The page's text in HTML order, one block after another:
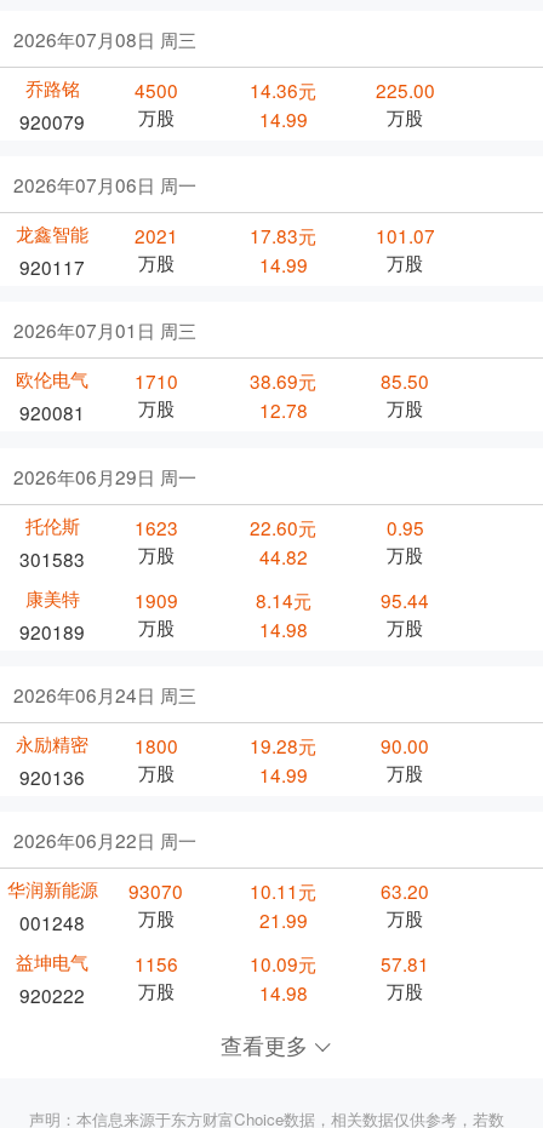
2026年07月08日 周三
乔路铭
920079
4500
万股
14.36元
14.99
225.00
万股
2026年07月06日 周一
龙鑫智能
920117
2021
万股
17.83元
14.99
101.07
万股
2026年07月01日 周三
欧伦电气
920081
1710
万股
38.69元
12.78
85.50
万股
2026年06月29日 周一
托伦斯
301583
1623
万股
22.60元
44.82
0.95
万股
康美特
920189
1909
万股
8.14元
14.98
95.44
万股
2026年06月24日 周三
永励精密
920136
1800
万股
19.28元
14.99
90.00
万股
2026年06月22日 周一
华润新能源
001248
93070
万股
10.11元
21.99
63.20
万股
益坤电气
920222
1156
万股
10.09元
14.98
57.81
万股
查看更多
声明：本信息来源于东方财富Choice数据，相关数据仅供参考，若数